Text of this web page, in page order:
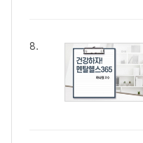
8.